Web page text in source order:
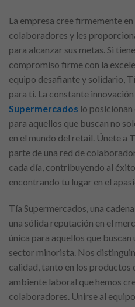
La empresa cree firmemente
colaboradores y les
para alcanzar sus metas. Si
compromiso firme con la
equipo desafiante y solidario,
para ti. La constante
Supermercados lo
para aquellos que buscan no
en el mundo del retail. Únete a
parte de una red de
cada día, contribuyendo al
encontrando tu lugar en el
Tía Supermercados, una
una sólida reputación en el
única para aquellos que
sector minorista. Nos
calidad, tanto en los productos
ambiente laboral que hemos
colaboradores. Unirse al